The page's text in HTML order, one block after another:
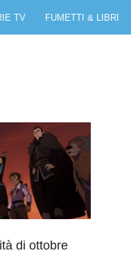
TV FUMETTI & LIBRI
di ottobre